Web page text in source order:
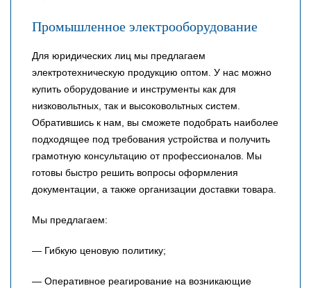
Промышленное электрооборудование
Для юридических лиц мы предлагаем
электротехническую продукцию оптом. У нас можно
купить оборудование и инструменты как для
низковольтных, так и высоковольтных систем.
Обратившись к нам, вы сможете подобрать наиболее
подходящее под требования устройства и получить
грамотную консультацию от профессионалов. Мы
готовы быстро решить вопросы оформления
документации, а также организации доставки товара.
Мы предлагаем:
— Гибкую ценовую политику;
— Оперативное реагирование на возникающие